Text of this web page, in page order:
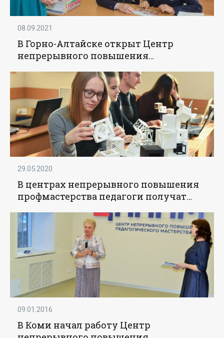
08.09.2021
В Горно-Алтайске открыт Центр
непрерывного повышения
педагогов - «Образование»
29.05.2020
В центрах непрерывного повышения
профмастерства педагоги получат
«Образование»
09.01.2016
В Коми начал работу Центр